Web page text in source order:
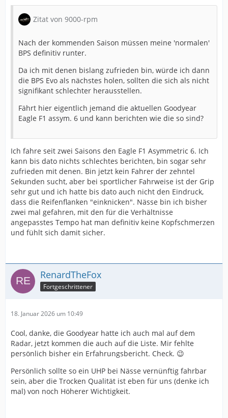
Zitat von 9000-rpm
Nach der kommenden Saison müssen meine 'normalen'
BPS definitiv runter.
Da ich mit denen bislang zufrieden bin, würde ich dann
die BPS Evo als nächstes holen, sollten die sich als nicht
signifikant schlechter herausstellen.
Fährt hier eigentlich jemand die aktuellen Goodyear
Eagle F1 assym. 6 und kann berichten wie die so sind?
Ich fahre seit zwei Saisons den Eagle F1 Asymmetric 6. Ich
kann bis dato nichts schlechtes berichten, bin sogar sehr
zufrieden mit denen. Bin jetzt kein Fahrer der zehntel
Sekunden sucht, aber bei sportlicher Fahrweise ist der Grip
sehr gut und ich hatte bis dato auch nicht den Eindruck,
dass die Reifenflanken "einknicken". Nässe bin ich bisher
zwei mal gefahren, mit den für die Verhältnisse
angepasstes Tempo hat man definitiv keine Kopfschmerzen
und fühlt sich damit sicher.
RenardTheFox
Fortgeschrittener
18. Januar 2026 um 10:49
Cool, danke, die Goodyear hatte ich auch mal auf dem
Radar, jetzt kommen die auch auf die Liste. Mir fehlte
persönlich bisher ein Erfahrungsbericht. Check. 😉
Persönlich sollte so ein UHP bei Nässe vernünftig fahrbar
sein, aber die Trocken Qualität ist eben für uns (denke ich
mal) von noch Höherer Wichtigkeit.